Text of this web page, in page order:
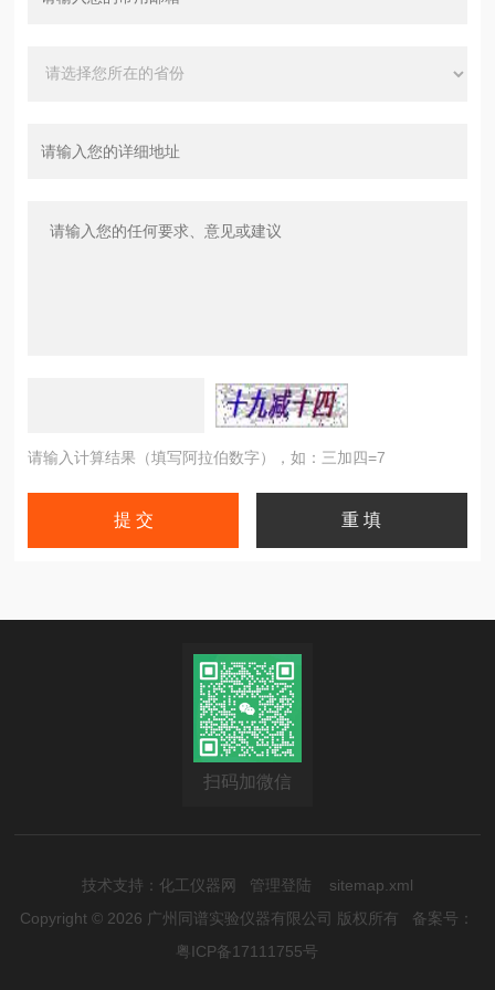
请输入计算结果（填写阿拉伯数字），如：三加四=7
扫码加微信
技术支持： 化工仪器网 管理登陆
sitemap.xml
Copyright © 2026 广州同谱实验仪器有限公司 版权所有 备案号：
粤ICP备17111755号